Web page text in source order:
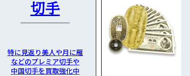
切手
特に見返り美人や月に雁
などのプレミア切手や
中国切手を買取強化中